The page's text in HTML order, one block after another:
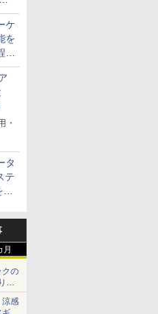
」
ケ
を
・
タ
テ
月
クの
涼感